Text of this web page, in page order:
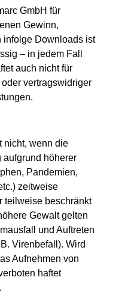
GmbH für
Gewinn,
infolge Downloads ist
– in jedem Fall
auch nicht für
vertragswidriger
nicht, wenn die
aufgrund höherer
Pandemien,
zeitweise
teilweise beschränkt
Gewalt gelten
und Auftreten
Virenbefall). Wird
Aufnehmen von
haftet